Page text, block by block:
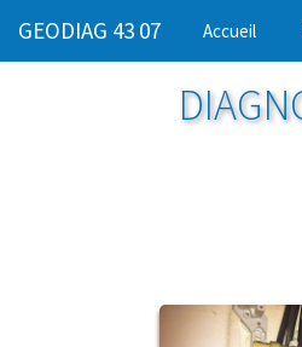
GEODIAG 43 07 Accueil